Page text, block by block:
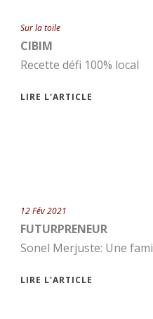
Sur la toile
CIBIM
Recette défi 100% local
LIRE L'ARTICLE
12 Fév 2021
FUTURPRENEUR
Sonel Merjuste: Une
LIRE L'ARTICLE